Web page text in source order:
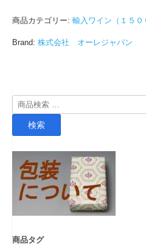
商品カテゴリー: 輸入ワイン（１５０
Brand: 株式会社 オーレジャパン
検
索
検索
商品タグ